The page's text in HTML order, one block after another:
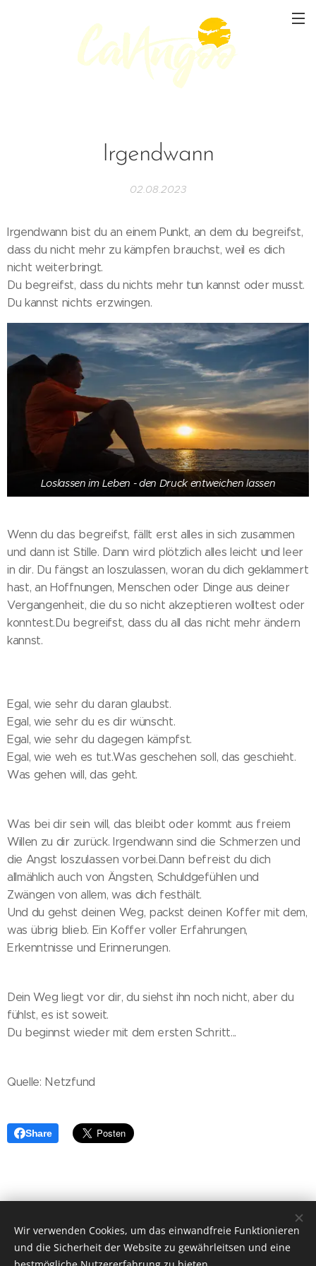
Irgendwann
02.08.2023
Irgendwann bist du an einem Punkt, an dem du begreifst,
dass du nicht mehr zu kämpfen brauchst, weil es dich
nicht weiterbringt.
Du begreifst, dass du nichts mehr tun kannst oder musst.
Du kannst nichts erzwingen.
Loslassen im Leben - den Druck entweichen lassen
Wenn du das begreifst, fällt erst alles in sich zusammen
und dann ist Stille. Dann wird plötzlich alles leicht und leer
in dir. Du fängst an loszulassen, woran du dich geklammert
hast, an Hoffnungen, Menschen oder Dinge aus deiner
Vergangenheit, die du so nicht akzeptieren wolltest oder
konntest.Du begreifst, dass du all das nicht mehr ändern
kannst.
Egal, wie sehr du daran glaubst.
Egal, wie sehr du es dir wünscht.
Egal, wie sehr du dagegen kämpfst.
Egal, wie weh es tut.Was geschehen soll, das geschieht.
Was gehen will, das geht.
Was bei dir sein will, das bleibt oder kommt aus freiem
Willen zu dir zurück. Irgendwann sind die Schmerzen und
die Angst loszulassen vorbei.Dann befreist du dich
allmählich auch von Ängsten, Schuldgefühlen und
Zwängen von allem, was dich festhält.
Und du gehst deinen Weg, packst deinen Koffer mit dem,
was übrig blieb. Ein Koffer voller Erfahrungen,
Erkenntnisse und Erinnerungen.
Dein Weg liegt vor dir, du siehst ihn noch nicht, aber du
fühlst, es ist soweit.
Du beginnst wieder mit dem ersten Schritt...
Quelle: Netzfund
Share
© 2022 CAVANGOO.DE, designed by Stefan Spiecker
Impressum | Datenschutz | Cookie Richtlinie
Cookies
Wir verwenden Cookies, um das einwandfreie Funktionieren
und die Sicherheit der Website zu gewährleitsen und eine